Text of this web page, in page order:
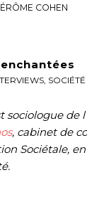
COHEN
, SOCIÉTÉ
sociologue de
, cabinet de
Sociétale,